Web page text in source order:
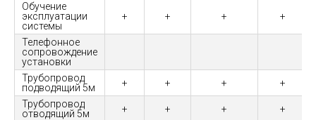
Обучение
эксплуатации
системы
+ + + +
Телефонное
сопровождение
установки
Трубопровод
подводящий 5м
+ + +
+
Трубопровод
отводящий 5м
+ + +
+